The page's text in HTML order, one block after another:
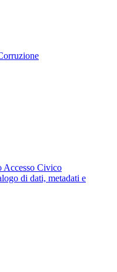
Accesso Civico
di dati, metadati e